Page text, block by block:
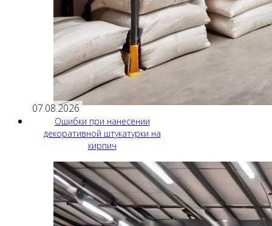
07.08.2026
Ошибки при нанесении
декоративной штукатурки на
кирпич